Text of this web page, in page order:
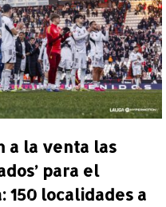
a la venta las
para el
150 localidades a